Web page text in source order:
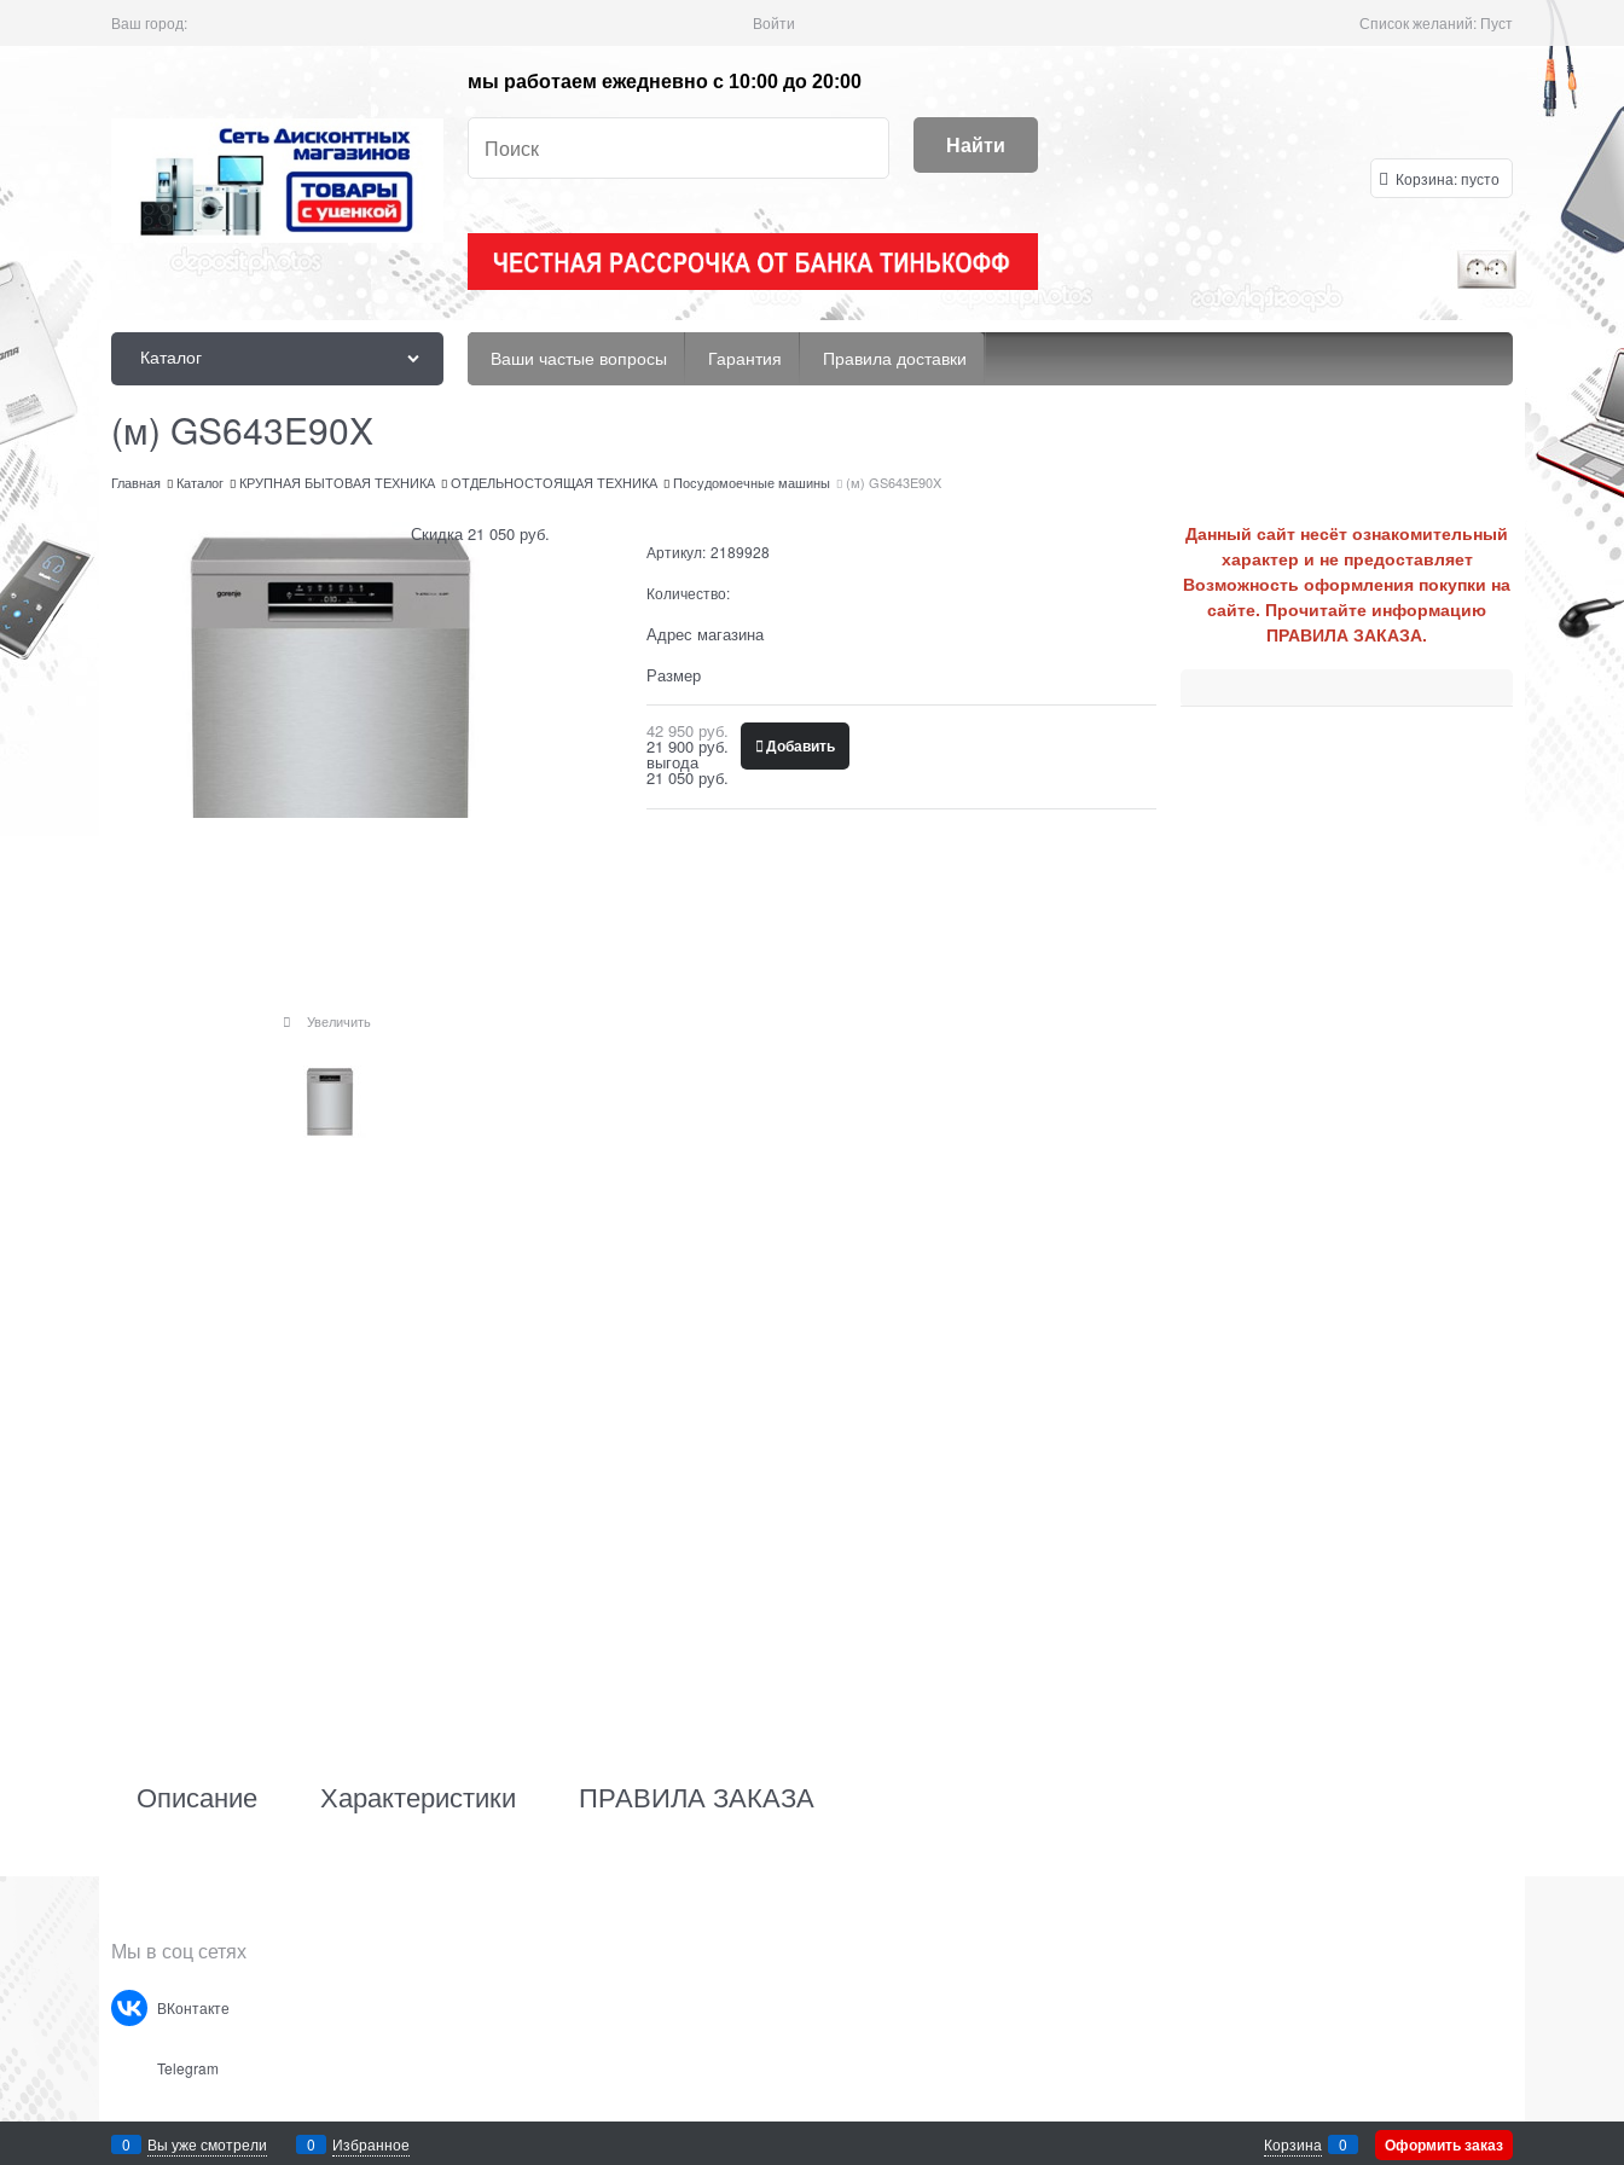
Ваш город: Войти Список желаний: Пуст
мы работаем ежедневно с 10:00 до 20:00
Найти
Корзина:пусто
Каталог Ваши частые вопросы Гарантия Правила доставки
(м) GS643E90X
Главная Каталог КРУПНАЯ БЫТОВАЯ ТЕХНИКА ОТДЕЛЬНОСТОЯЩАЯ ТЕХНИКА Посудомоечные машины (м) GS643E90X
Скидка 21 050 руб.
Увеличить
Артикул: 2189928
Количество:
Адрес магазина
Размер
42 950 руб.
21 900 руб.
выгода
21 050 руб.
Добавить
Описание Характеристики ПРАВИЛА ЗАКАЗА
Данный сайт несёт ознакомительный
характер и не предоставляет
Возможность оформления покупки на
сайте. Прочитайте информацию
ПРАВИЛА ЗАКАЗА.
Мы в соц сетях
ВКонтакте
Telegram
Движок для интернет магазина © 2026
0 Вы уже смотрели 0 Избранное Корзина 0 Оформить заказ